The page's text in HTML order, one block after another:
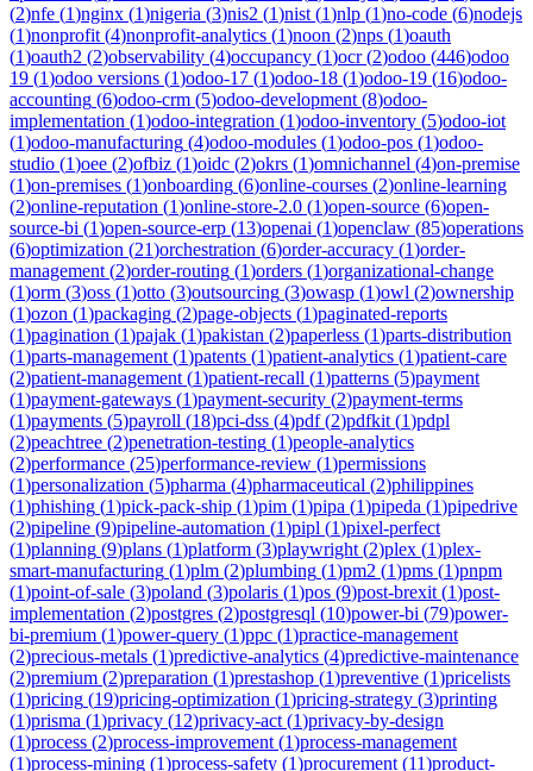
(2)nfe (1)nginx (1)nigeria (3)nis2 (1)nist (1)nlp (1)no-code (6)nodejs
(1)nonprofit (4)nonprofit-analytics (1)noon (2)nps (1)oauth
(1)oauth2 (2)observability (4)occupancy (1)ocr(2)odoo (446)odoo
19 (1)odoo versions (1)odoo-17 (1)odoo-18 (1)odoo-19 (16)odoo-
accounting (6)odoo-crm (5)odoo-development (8)odoo-
implementation (1)odoo-integration (1)odoo-inventory (5)odoo-iot
(1)odoo-manufacturing (4)odoo-modules (1)odoo-pos (1)odoo-
studio (1)oee (2)ofbiz (1)oidc (2)okrs (1)omnichannel (4)on-premise
(1)on-premises (1)onboarding (6)online-courses (2)online-learning
(2)online-reputation (1)online-store-2.0 (1)open-source (6)open-
source-bi (1)open-source-erp (13)openai (1)openclaw (85)operations
(6)optimization (21)orchestration (6)order-accuracy (1)order-
management (2)order-routing (1)orders (1)organizational-change
(1)orm (3)oss (1)otto (3)outsourcing (3)owasp (1)owl (2)ownership
(1)ozon (1)packaging (2)page-objects (1)paginated-reports
(1)pagination (1)pajak (1)pakistan (2)paperless (1)parts-distribution
(1)parts-management (1)patents (1)patient-analytics (1)patient-care
(2)patient-management (1)patient-recall (1)patterns (5)payment
(1)payment-gateways (1)payment-security (2)payment-terms
(1)payments (5)payroll (18)pci-dss (4)pdf(2)pdfkit (1)pdpl
(2)peachtree (2)penetration-testing (1)people-analytics
(2)performance (25)performance-review (1)permissions
(1)personalization (5)pharma (4)pharmaceutical (2)philippines
(1)phishing (1)pick-pack-ship (1)pim (1)pipa (1)pipeda (1)pipedrive
(2)pipeline (9)pipeline-automation (1)pipl (1)pixel-perfect
(1)planning (9)plans (1)platform (3)playwright (2)plex (1)plex-
smart-manufacturing (1)plm (2)plumbing (1)pm2 (1)pms (1)pnpm
(1)point-of-sale (3)poland (3)polaris (1)pos (9)post-brexit (1)post-
implementation (2)postgres (2)postgresql (10)power-bi (79)power-
bi-premium (1)power-query (1)ppc (1)practice-management
(2)precious-metals (1)predictive-analytics (4)predictive-maintenance
(2)premium (2)preparation (1)prestashop (1)preventive (1)pricelists
(1)pricing (19)pricing-optimization (1)pricing-strategy (3)printing
(1)prisma (1)privacy (12)privacy-act (1)privacy-by-design
(1)process (2)process-improvement (1)process-management
(1)process-mining (1)process-safety (1)procurement (11)product-